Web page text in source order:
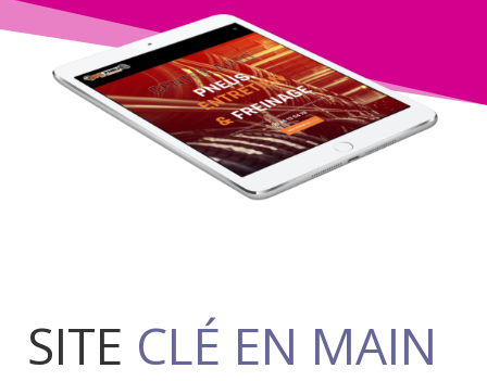
SITE CLÉ EN MAIN